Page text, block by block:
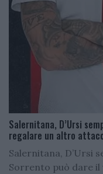
Salernitana, D’Ursi
regalare un altro
Salernitana, D’Ursi
Sorrento può dare il